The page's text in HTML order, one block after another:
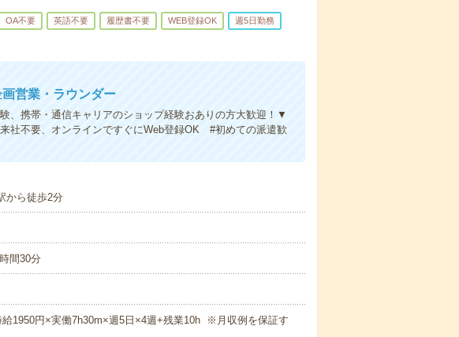
OA不要 英語不要 履歴書不要 WEB登録OK 週5日勤務
営業・ラウンダー
、携帯・通信キャリアのショップ経験おありの方大歓迎！▼
社不要、オンラインですぐにWeb登録OK #初めての派遣歓
から徒歩2分
間30分
1950円×実働7h30m×週5日×4週+残業10h ※月収例を保証す